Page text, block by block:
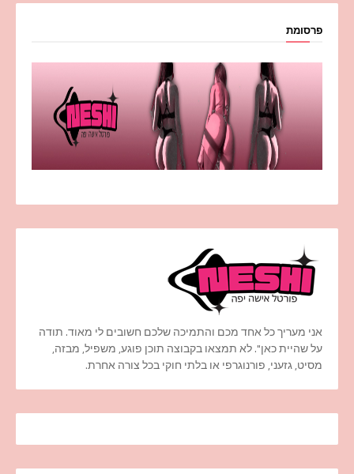
פרסומת
אני מעריך כל אחד מכם והתמיכה שלכם חשובים לי מאוד. תודה
על שהיית כאן". לא תמצאו בקבוצה תוכן פוגע, משפיל, מבזה,
מסיט, גזעני, פורנוגרפי או בלתי חוקי בכל צורה אחרת.